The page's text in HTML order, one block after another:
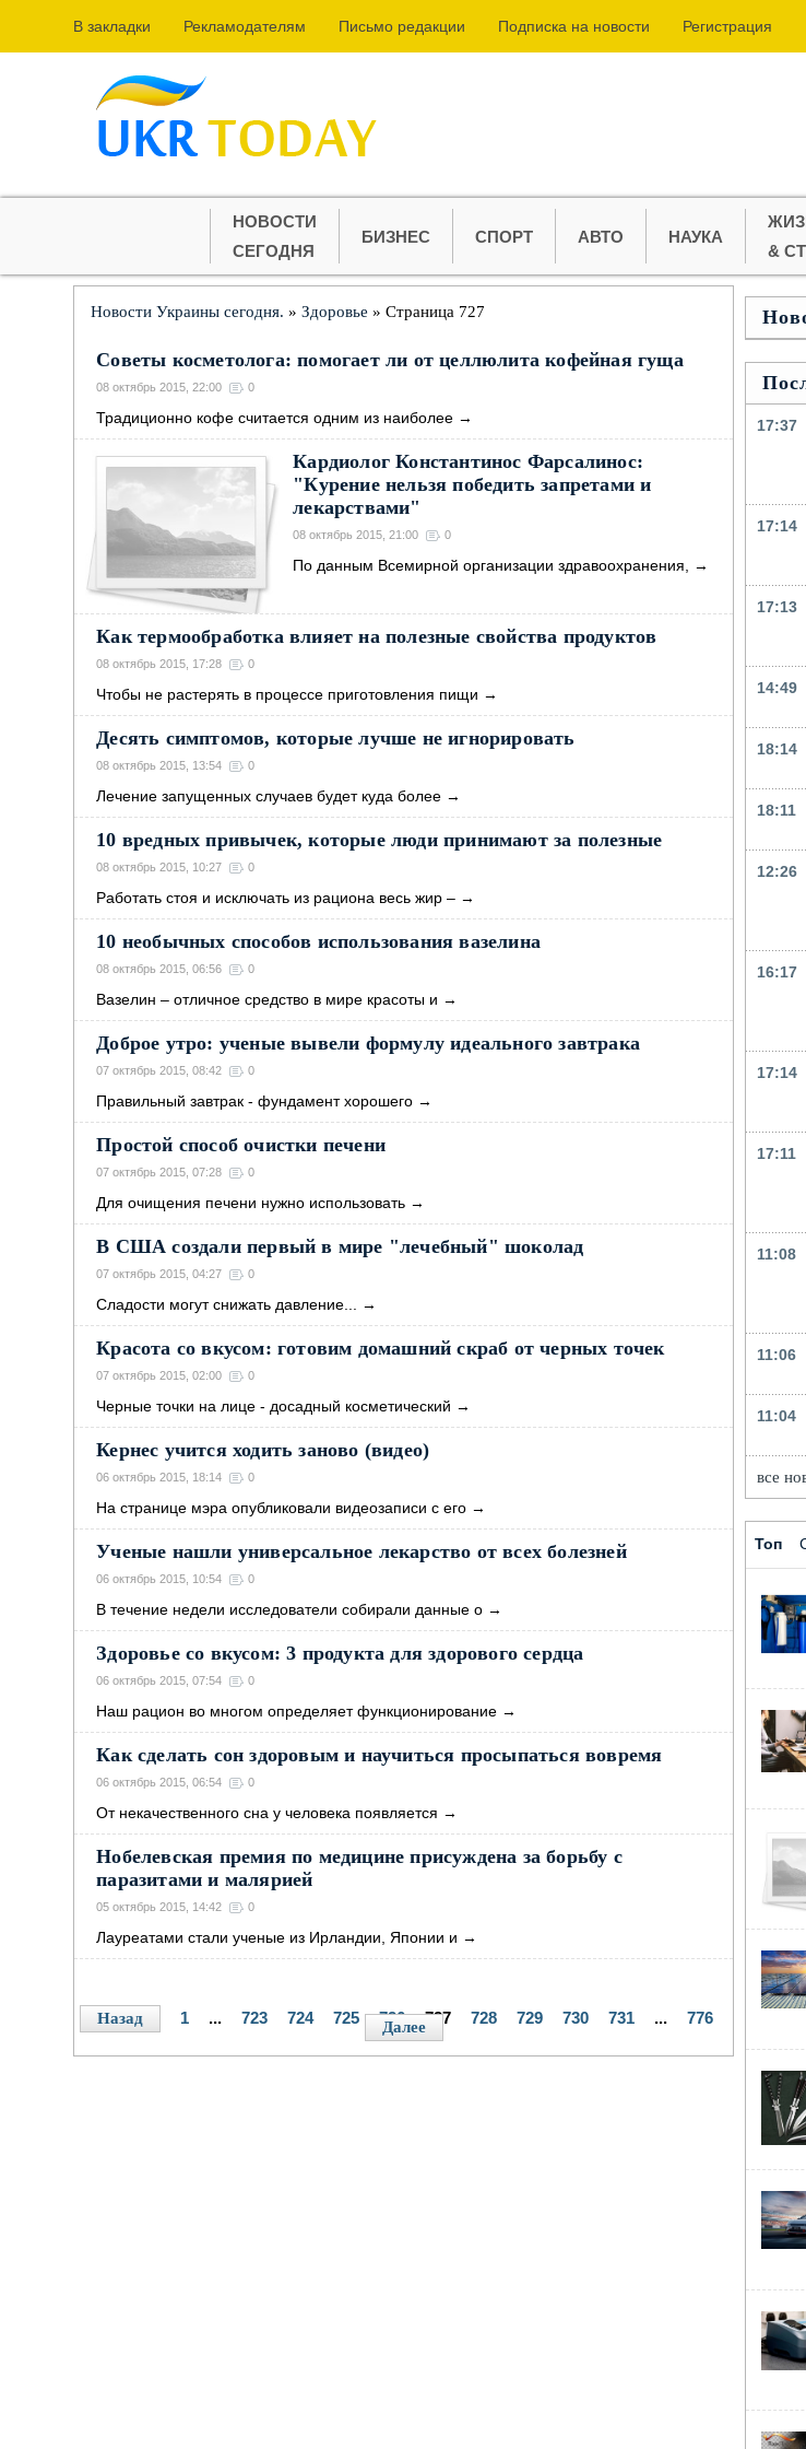
В закладки Рекламодателям Письмо редакции Подпиcка на новости Регистрация
НОВОСТИ
СЕГОДНЯ
БИЗНЕС СПОРТ АВТО НАУКА
&
Новости Украины сегодня. »Здоровье » Страница 727
Советы косметолога: помогает ли от целлюлита кофейная гуща
08 октябрь 2015, 22:00 0
Традиционно кофе считается одним из наиболее →
Кардиолог Константинос Фарсалинос:
"Курение нельзя победить запретами и
лекарствами"
08 октябрь 2015, 21:00 0
По данным Всемирной организации здравоохранения, →
Как термообработка влияет на полезные свойства продуктов
08 октябрь 2015, 17:28 0
Чтобы не растерять в процессе приготовления пищи →
Десять симптомов, которые лучше не игнорировать
08 октябрь 2015, 13:54 0
Лечение запущенных случаев будет куда более →
10 вредных привычек, которые люди принимают за полезные
08 октябрь 2015, 10:27 0
Работать стоя и исключать из рациона весь жир – →
10 необычных способов использования вазелина
08 октябрь 2015, 06:56 0
Вазелин – отличное средство в мире красоты и →
Доброе утро: ученые вывели формулу идеального завтрака
07 октябрь 2015, 08:42 0
Правильный завтрак - фундамент хорошего →
Простой способ очистки печени
07 октябрь 2015, 07:28 0
Для очищения печени нужно использовать →
В США создали первый в мире "лечебный" шоколад
07 октябрь 2015, 04:27 0
Сладости могут снижать давление... →
Красота со вкусом: готовим домашний скраб от черных точек
07 октябрь 2015, 02:00 0
Черные точки на лице - досадный косметический →
Кернес учится ходить заново (видео)
06 октябрь 2015, 18:14 0
На странице мэра опубликовали видеозаписи с его →
Ученые нашли универсальное лекарство от всех болезней
06 октябрь 2015, 10:54 0
В течение недели исследователи собирали данные о →
Здоровье со вкусом: 3 продукта для здорового сердца
06 октябрь 2015, 07:54 0
Наш рацион во многом определяет функционирование →
Как сделать сон здоровым и научиться просыпаться вовремя
06 октябрь 2015, 06:54 0
От некачественного сна у человека появляется →
Нобелевская премия по медицине присуждена за борьбу с
паразитами и малярией
05 октябрь 2015, 14:42 0
Лауреатами стали ученые из Ирландии, Японии и →
Назад 1 ... 723 724 725 726 727 728 729 730 731 ... 776
Далее
17:37
17:14
17:13
14:49
18:14
18:11
12:26
16:17
17:14
17:11
11:08
11:06
11:04
все
Топ